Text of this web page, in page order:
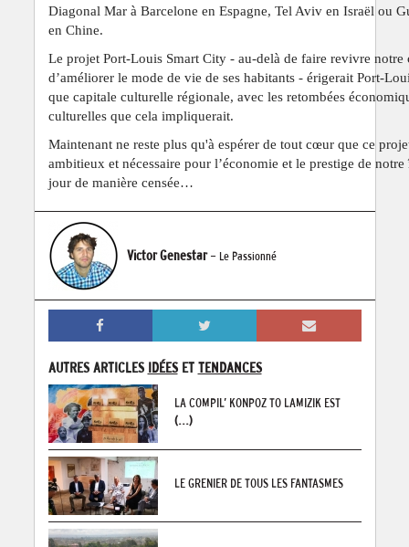
Diagonal Mar à Barcelone en Espagne, Tel Aviv en Israël ou
en Chine.
Le projet Port-Louis Smart City - au-delà de faire revivre notre
d’améliorer le mode de vie de ses habitants - érigerait Port-
que capitale culturelle régionale, avec les retombées
culturelles que cela impliquerait.
Maintenant ne reste plus qu'à espérer de tout cœur que ce
ambitieux et nécessaire pour l’économie et le prestige de
jour de manière censée…
Victor Genestar - Le Passionné
AUTRES ARTICLES IDÉESET TENDANCES
LA COMPIL’ KONPOZ TO LAMIZIK EST
(...)
LE GRENIER DE TOUS LES FANTASMES